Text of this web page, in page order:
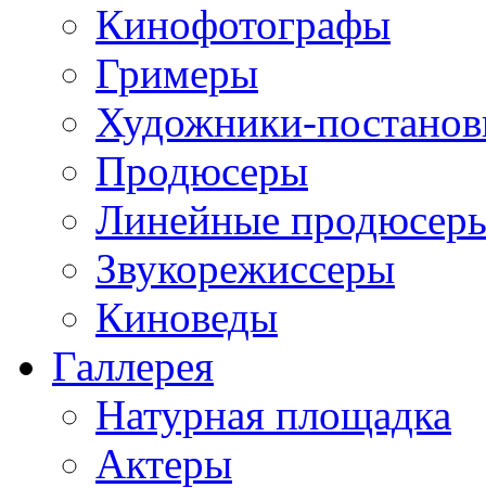
Кинофотографы
Гримеры
Художники-
Продюсеры
Линейные
Звукорежиссеры
Киноведы
Галлерея
Натурная площадка
Актеры